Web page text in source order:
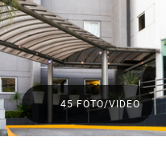
45 FOTO/VIDEO